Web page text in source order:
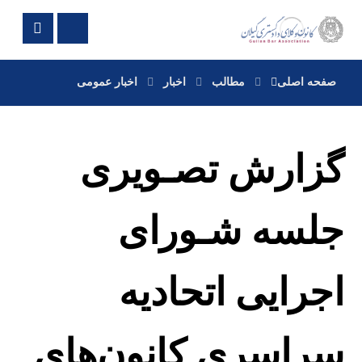
صفحه اصلی مطالب اخبار اخبار عمومی
گزارش تصـویری
جلسه شـورای
اجرایی اتحادیه